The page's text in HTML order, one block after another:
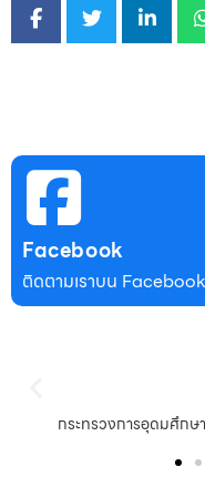
Facebook
ติดตามเราบน Facebook
กระทรวงการอุดมศึกษ